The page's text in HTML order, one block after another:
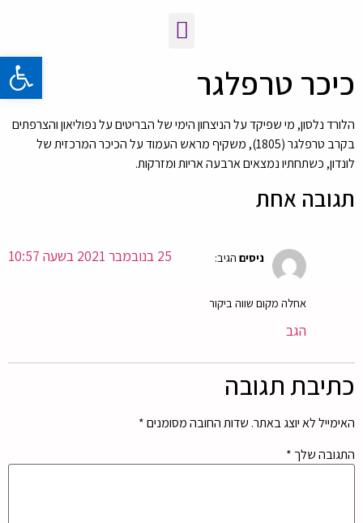
כיכר טרפלגר
הלורד נלסון, מי שפיקד על הניצחון הימי של הבריטים על נפוליאון והצרפתים
בקרב טרפלגר (1805), משקיף מראש העמוד על הכיכר המרכזית של
לונדון, כשתחתיו נמצאים ארבעה אריות ומזרקות.
תגובה אחת
ניסים הגיב: 25 בנובמבר 2021 בשעה 10:57
אחלה מקום שווה ביקור
הגב
כתיבת תגובה
האימייל לא יוצג באתר. שדות החובה מסומנים*
התגובה שלך *